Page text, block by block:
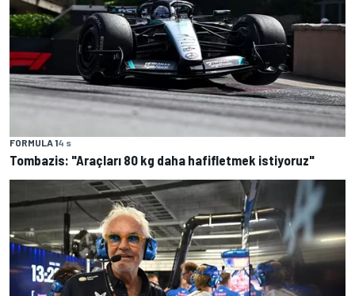
FORMULA 14 s
Tombazis: "Araçları 80 kg daha hafifletmek istiyoruz"